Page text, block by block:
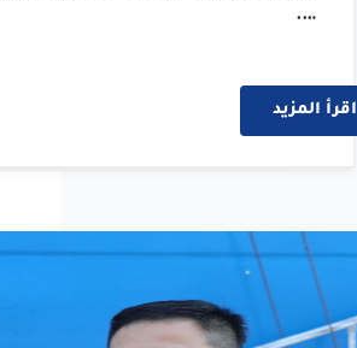
….
اقرأ المزيد